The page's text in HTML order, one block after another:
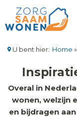
naar
de
gaanU bent hier: Home
Overal in
wonen, welzijn
en bijdragen